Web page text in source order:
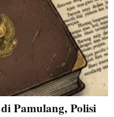
Pamulang, Polisi